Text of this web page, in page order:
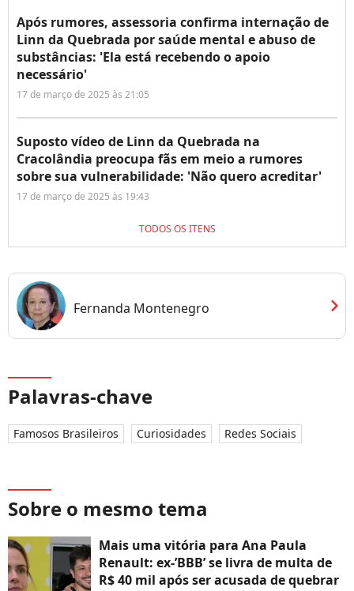
Após rumores, assessoria confirma internação de
Linn da Quebrada por saúde mental e abuso de
substâncias: 'Ela está recebendo o apoio
necessário'
17 de março de 2025 às 21:05
Suposto vídeo de Linn da Quebrada na
Cracolândia preocupa fãs em meio a rumores
sobre sua vulnerabilidade: 'Não quero acreditar'
17 de março de 2025 às 19:43
TODOS OS ITENS
Fernanda Montenegro chevron_right
Palavras-chave
Famosos Brasileiros Curiosidades Redes Sociais
Sobre o mesmo tema
Mais uma vitória para Ana Paula
Renault: ex-’BBB’ se livra de multa de
R$ 40 mil após ser acusada de quebrar